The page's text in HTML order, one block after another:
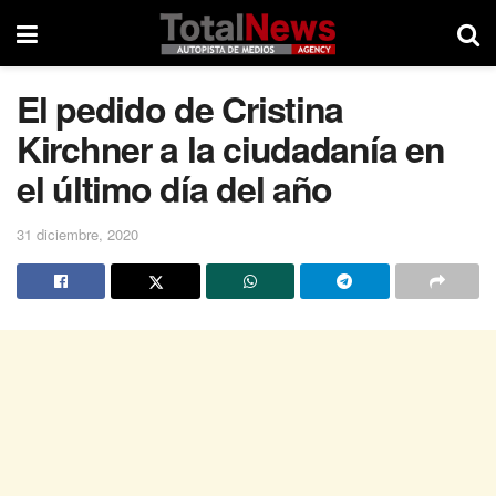
El pedido de Cristina
Kirchner a la ciudadanía en
el último día del año
31 diciembre, 2020